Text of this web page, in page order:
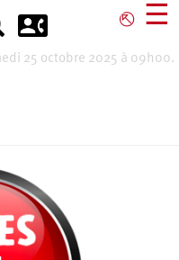
⎋ ☰
25 octobre 2025 à 09h00.